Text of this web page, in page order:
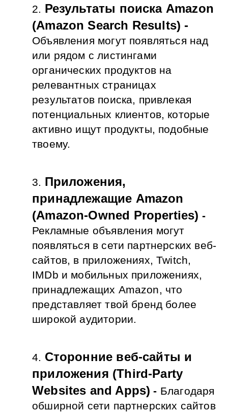
Результаты поиска Amazon
(Amazon Search Results) -
Объявления могут появляться над
или рядом с листингами
органических продуктов на
релевантных страницах
результатов поиска, привлекая
потенциальных клиентов, которые
активно ищут продукты, подобные
твоему.
Приложения,
принадлежащие Amazon
(Amazon-Owned Properties)
-
Рекламные объявления могут
появляться в сети партнерских веб-
сайтов, в приложениях, Twitch,
IMDb и мобильных приложениях,
принадлежащих Amazon, что
представляет твой бренд более
широкой аудитории.
Сторонние веб-сайты и
приложения (Third-Party
Websites and Apps) - Благодаря
обширной сети партнерских сайтов